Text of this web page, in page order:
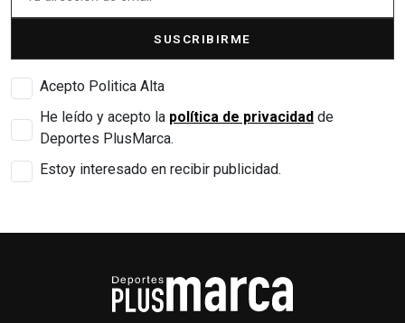
SUSCRIBIRME
Acepto Politica Alta
He leído y acepto la política de privacidad de
Deportes PlusMarca.
Estoy interesado en recibir publicidad.